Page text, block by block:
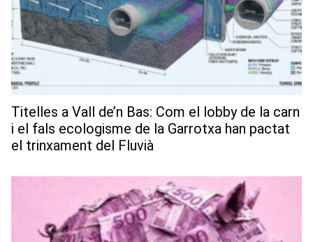
Titelles a Vall de’n Bas: Com el lobby de la carn
i el fals ecologisme de la Garrotxa han pactat
el trinxament del Fluvià